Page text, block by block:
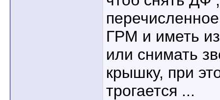
ГРМ и иметь
или снимать
крышку, при
трогается ...